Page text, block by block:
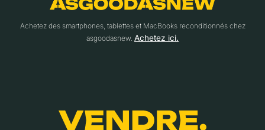
Achetez des smartphones, tablettes et MacBooks reconditionnés chez
asgoodasnew. Achetez ici.